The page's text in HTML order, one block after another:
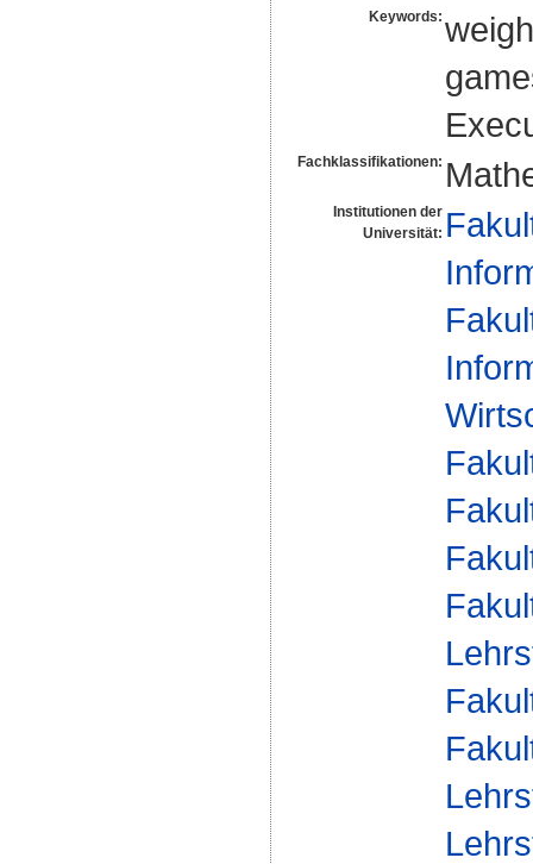
Keywords:
Fachklassifikationen:
Institutionen der
Universität: